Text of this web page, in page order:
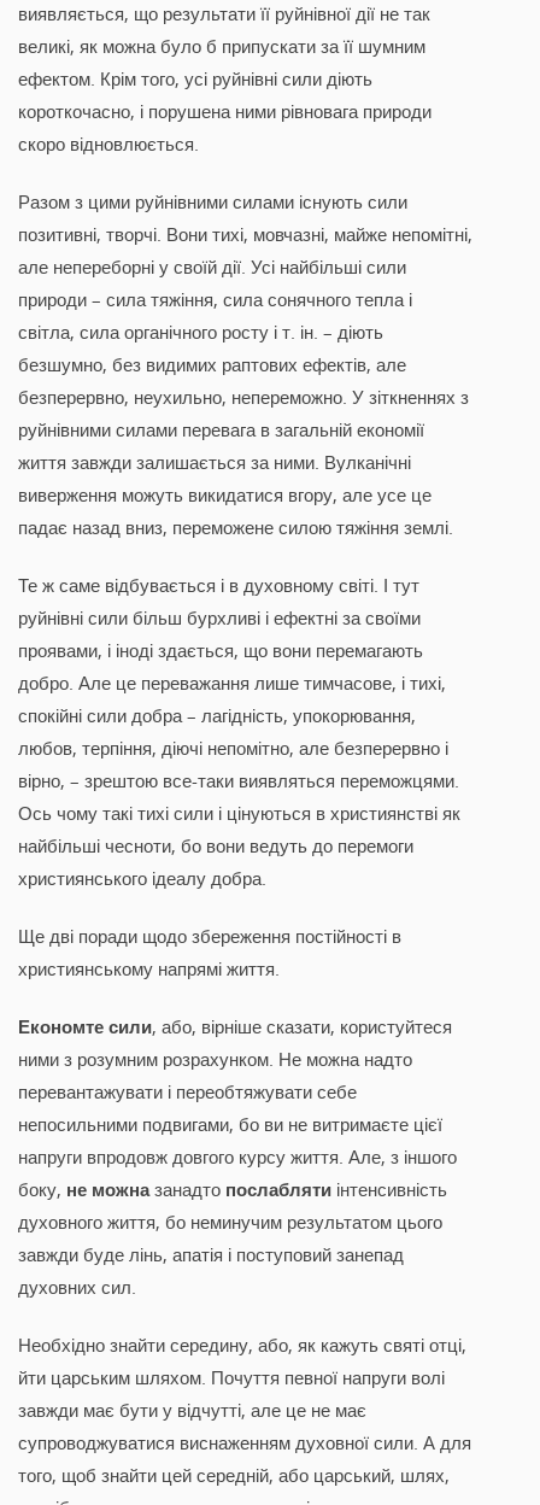
виявляється, що результати її руйнівної дії не так
великі, як можна було б припускати за її шумним
ефектом. Крім того, усі руйнівні сили діють
короткочасно, і порушена ними рівновага природи
скоро відновлюється.
Разом з цими руйнівними силами існують сили
позитивні, творчі. Вони тихі, мовчазні, майже непомітні,
але непереборні у своїй дії. Усі найбільші сили
природи – сила тяжіння, сила сонячного тепла і
світла, сила органічного росту і т. ін. – діють
безшумно, без видимих раптових ефектів, але
безперервно, неухильно, непереможно. У зіткненнях з
руйнівними силами перевага в загальній економії
життя завжди залишається за ними. Вулканічні
виверження можуть викидатися вгору, але усе це
падає назад вниз, переможене силою тяжіння землі.
Те ж саме відбувається і в духовному світі. І тут
руйнівні сили більш бурхливі і ефектні за своїми
проявами, і іноді здається, що вони перемагають
добро. Але це переважання лише тимчасове, і тихі,
спокійні сили добра – лагідність, упокорювання,
любов, терпіння, діючі непомітно, але безперервно і
вірно, – зрештою все-таки виявляться переможцями.
Ось чому такі тихі сили і цінуються в християнстві як
найбільші чесноти, бо вони ведуть до перемоги
християнського ідеалу добра.
Ще дві поради щодо збереження постійності в
християнському напрямі життя.
Економте сили, або, вірніше сказати, користуйтеся
ними з розумним розрахунком. Не можна надто
перевантажувати і переобтяжувати себе
непосильними подвигами, бо ви не витримаєте цієї
напруги впродовж довгого курсу життя. Але, з іншого
боку, не можназанадто послабляти інтенсивність
духовного життя, бо неминучим результатом цього
завжди буде лінь, апатія і поступовий занепад
духовних сил.
Необхідно знайти середину, або, як кажуть святі отці,
йти царським шляхом. Почуття певної напруги волі
завжди має бути у відчутті, але це не має
супроводжуватися виснаженням духовної сили. А для
того, щоб знайти цей середній, або царський, шлях,